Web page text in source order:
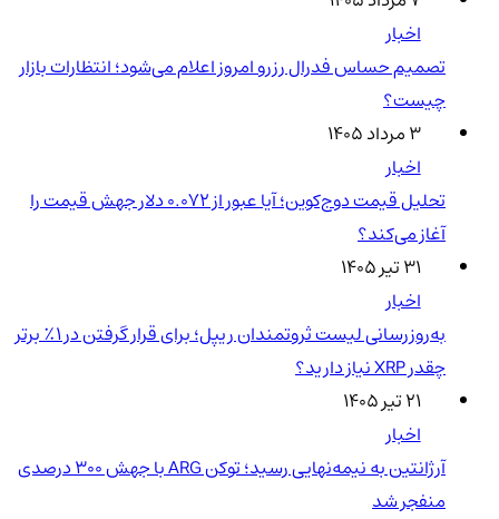
اخبار
تصمیم حساس فدرال رزرو امروز اعلام می‌شود؛ انتظارات بازار
چیست؟
۳ مرداد ۱۴۰۵
اخبار
تحلیل قیمت دوج‌کوین؛ آیا عبور از ۰.۰۷۲ دلار جهش قیمت را
آغاز می‌کند؟
۳۱ تیر ۱۴۰۵
اخبار
به‌روزرسانی لیست ثروتمندان ریپل؛ برای قرار گرفتن در ۱٪ برتر
چقدر XRP نیاز دارید؟
۲۱ تیر ۱۴۰۵
اخبار
آرژانتین به نیمه‌نهایی رسید؛ توکن ARG با جهش ۳۰۰ درصدی
منفجر شد